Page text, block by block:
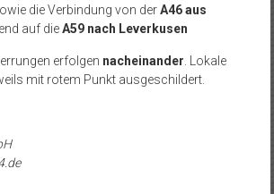
die Verbindung von derA46 aus
auf dieA59 nach Leverkusen
erfolgen nacheinander . Lokale
mit rotem Punkt ausgeschildert.